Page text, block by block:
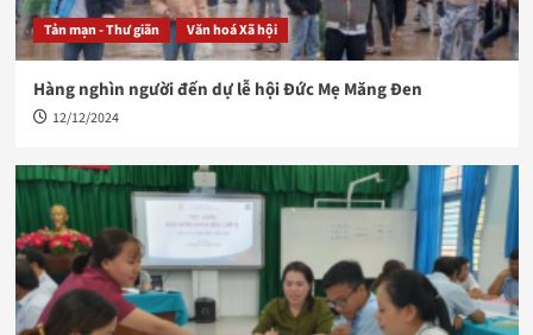
Tản mạn - Thư giãn Văn hoá Xã hội
Hàng nghìn người đến dự lễ hội Đức Mẹ Măng Đen
12/12/2024